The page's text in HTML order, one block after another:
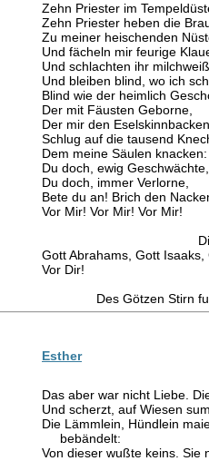
Zehn Priester im
Zehn Priester heben die
Zu meiner heischenden
Und fächeln mir feurige
Und schlachten ihr
Und bleiben blind, wo ich
Blind wie der heimlich
Der mit Fäusten Geborne,
Der mir den Eselskinnbacken
Schlug auf die tausend
Dem meine Säulen knacken:
Du doch, ewig Geschwächte,
Du doch, immer Verlorne,
Bete du an! Brich den
Vor Mir! Vor Mir! Vor Mir!
Die Lade:
Gott Abrahams, Gott Isaaks,
Vor Dir!
Des Götzen Stirn fuhr
Esther
Das aber war nicht Liebe.
Und scherzt, auf Wiesen
Die Lämmlein, Hündlein
bebändelt:
Von dieser wußte keins. Sie